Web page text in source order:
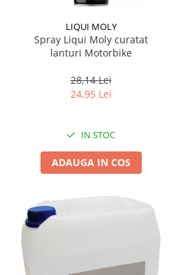
LIQUI MOLY
Spray Liqui Moly curatat
lanturi Motorbike
28,14 Lei
24,95 Lei
IN STOC
ADAUGA IN COS